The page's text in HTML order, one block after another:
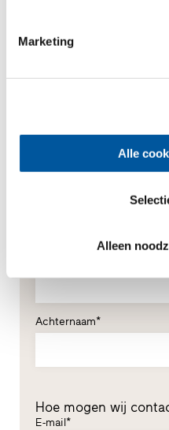
Marketing
Alle
Alleen
Uw persoonlijke
Achternaam*
Hoe mogen wij
E-mail*